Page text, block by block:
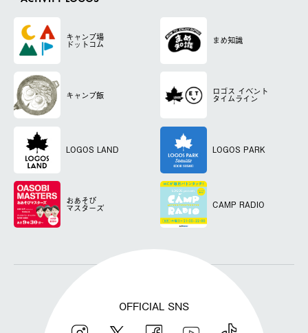
キャンプ場
ドットコム まめ知識
キャンプ飯 ロゴス イベント
タイムライン
LOGOS LAND LOGOS PARK
おあそび
マスターズ CAMP RADIO
OFFICIAL SNS